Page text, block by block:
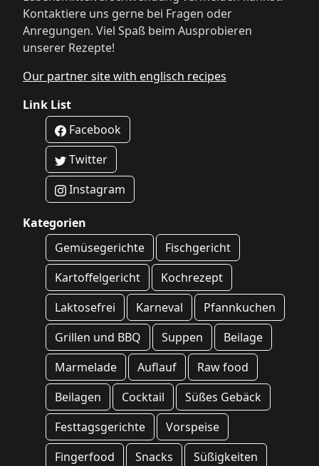
Kontaktiere uns gerne bei Fragen oder
Anregungen. Viel Spaß beim Ausprobieren
unserer Rezepte!
Our partner site with englisch recipes
Link List
Facebook
Twitter
Instagram
Kategorien
Gemüsegerichte
Fischgericht
Kartoffelgericht
Kochrezept
Laktosefrei
Karneval
Pfannkuchen
Grillen und BBQ
Suppen
Beilage
Marmelade
Auflauf
Raw food
Beilagen
Cocktail
Süßes Gebäck
Festtagsgerichte
Vorspeise
Fingerfood
Snacks
Süßigkeiten